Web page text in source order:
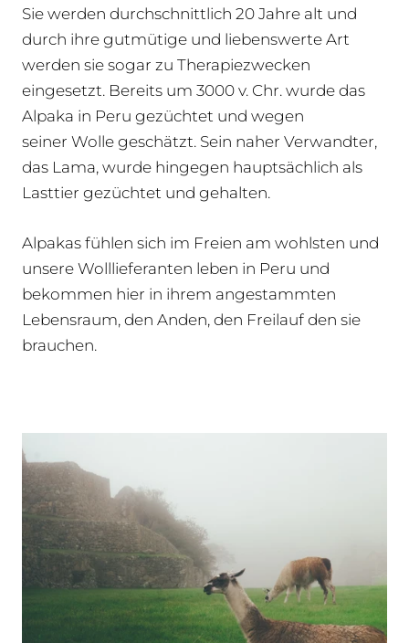
Sie werden durchschnittlich 20 Jahre alt und
durch ihre gutmütige und liebenswerte Art
werden sie sogar zu Therapiezwecken
eingesetzt. Bereits um 3000 v. Chr. wurde das
Alpaka in Peru gezüchtet und wegen
seiner Wolle geschätzt. Sein naher Verwandter,
das Lama, wurde hingegen hauptsächlich als
Lasttier gezüchtet und gehalten.
Alpakas fühlen sich im Freien am wohlsten und
unsere Wolllieferanten leben in Peru und
bekommen hier in ihrem angestammten
Lebensraum, den Anden, den Freilauf den sie
brauchen.